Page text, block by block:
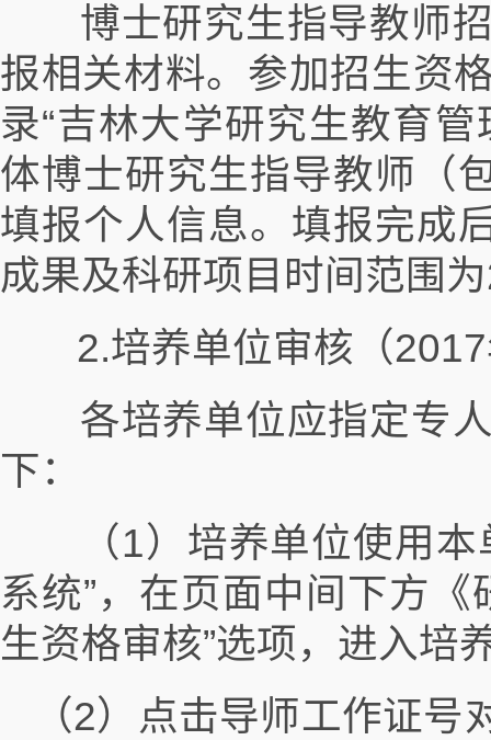
博士研究生指导教师
报相关材料。参加招生资
录“吉林大学研究生教育
体博士研究生指导教师（
填报个人信息。填报完成
成果及科研项目时间范围
2.培养单位审核（
各培养单位应指定专
下：
（1）培养单位使用本
系统”，在页面中间下方
生资格审核”选项，进入培
（2）点击导师工作证